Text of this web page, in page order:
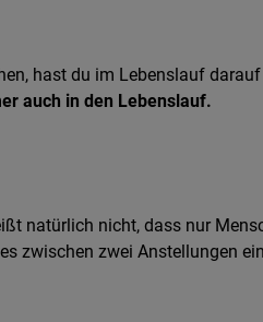
hast du im Lebenslauf
auch in den Lebenslauf.
natürlich nicht, dass nur
zwischen zwei Anstellungen